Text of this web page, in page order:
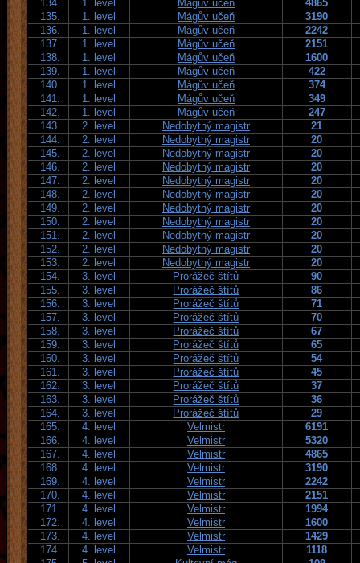
134.
1. level Mágův učeň
4865
135.
1. level Mágův učeň
3190
136.
1. level Mágův učeň
2242
137.
1. level Mágův učeň
2151
138.
1. level Mágův učeň
1600
139.
1. level Mágův učeň
422
140.
1. level Mágův učeň
374
141.
1. level Mágův učeň
349
142.
1. level Mágův učeň
247
143.
2. level Nedobytný magistr
21
144.
2. level Nedobytný magistr
20
145.
2. level Nedobytný magistr
20
146.
2. level Nedobytný magistr
20
147.
2. level Nedobytný magistr
20
148.
2. level Nedobytný magistr
20
149.
2. level Nedobytný magistr
20
150.
2. level Nedobytný magistr
20
151.
2. level Nedobytný magistr
20
152.
2. level Nedobytný magistr
20
153.
2. level Nedobytný magistr
20
154.
3. level Prorážeč štítů
90
155.
3. level Prorážeč štítů
86
156.
3. level Prorážeč štítů
71
157.
3. level Prorážeč štítů
70
158.
3. level Prorážeč štítů
67
159.
3. level Prorážeč štítů
65
160.
3. level Prorážeč štítů
54
161.
3. level Prorážeč štítů
45
162.
3. level Prorážeč štítů
37
163.
3. level Prorážeč štítů
36
164.
3. level Prorážeč štítů
29
165.
4. level Velmistr
6191
166.
4. level Velmistr
5320
167.
4. level Velmistr
4865
168.
4. level Velmistr
3190
169.
4. level Velmistr
2242
170.
4. level Velmistr
2151
171.
4. level Velmistr
1994
172.
4. level Velmistr
1600
173.
4. level Velmistr
1429
174.
4. level Velmistr
1118